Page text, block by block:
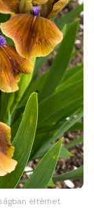
eltérhet.